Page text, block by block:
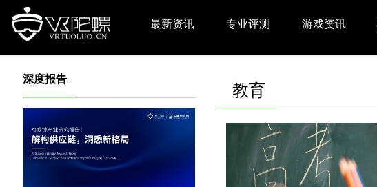
最新资讯 专业评测 游戏资讯
深度报告
教育